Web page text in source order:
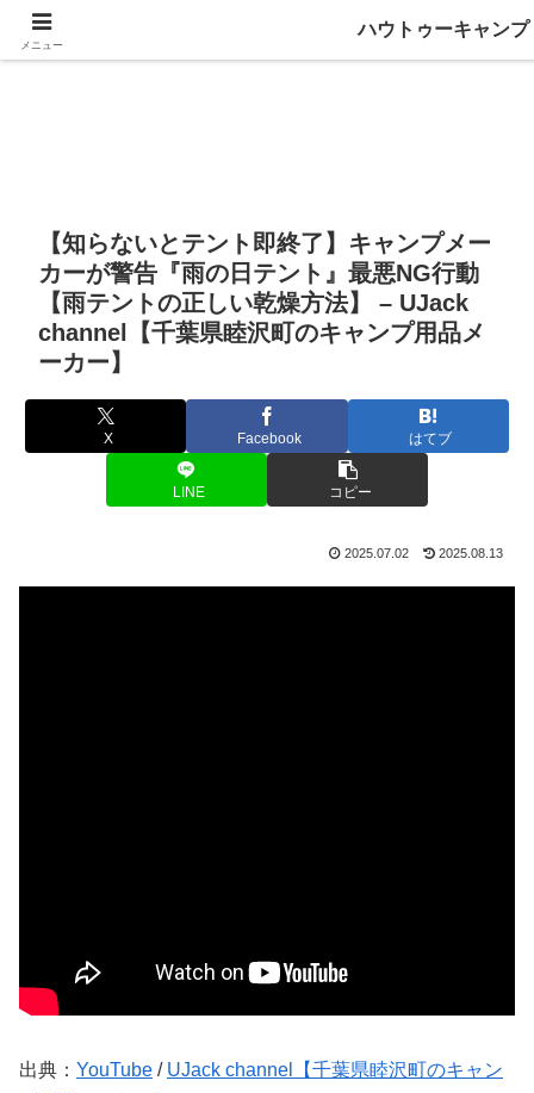
【知らないとテント即終了】キャンプメー
カーが警告『雨の日テント』最悪NG行動
【雨テントの正しい乾燥方法】 – UJack
channel【千葉県睦沢町のキャンプ用品メ
ーカー】
X Facebook はてブ
LINE コピー
2025.07.02 2025.08.13
出典： YouTube / UJack channel【千葉県睦沢町のキャン
メニュー
ハウトゥーキャンプ